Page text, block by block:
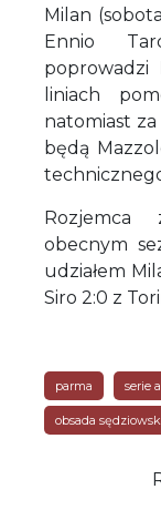
Milan
Ennio
poprowadzi
liniach
natomiast
będą
Rozjemca
obecnym
udziałem
Siro 2:0 z
parma serie a
obsada